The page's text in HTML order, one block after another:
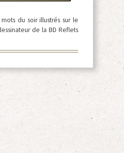
du soir illustrés sur le
de la BD Reflets